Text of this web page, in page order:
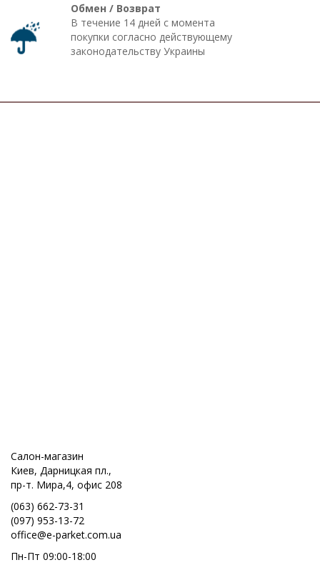
Обмен / Возврат
В течение 14 дней с момента
покупки согласно действующему
законодательству Украины
Салон-магазин
Киев, Дарницкая пл.,
пр-т. Мира,4, офис 208
(063) 662-73-31
(097) 953-13-72
office@e-parket.com.ua
Пн-Пт 09:00-18:00